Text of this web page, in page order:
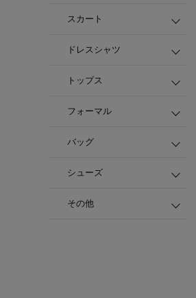
スカート
ドレスシャツ
トップス
フォーマル
バッグ
シューズ
その他